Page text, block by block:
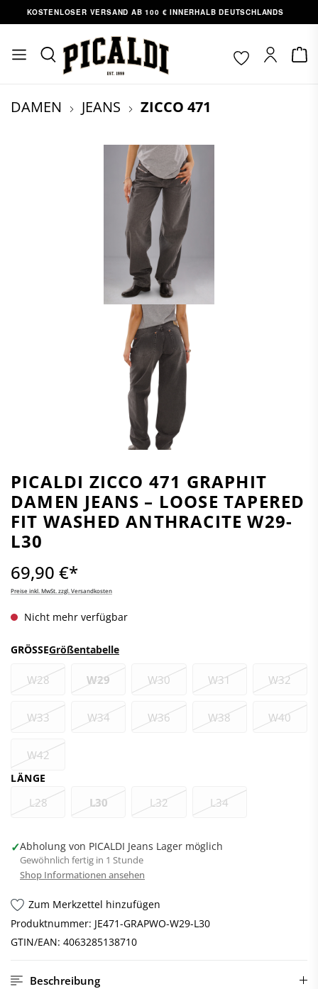
springen
VERSAND AB 100 € INNERHALB DEUTSCHLANDS
DAMEN JEANS ZICCO 471
PICALDI ZICCO 471 GRAPHIT
DAMEN JEANS – LOOSE TAPERED
FIT WASHED ANTHRACITE W29-
L30
69,90 €*
Preise inkl. MwSt. zzgl. Versandkosten
Nicht mehr verfügbar
GRÖSSEGrößentabelle
W28 W29 W30 W31 W32
W33 W34 W36 W38 W40
W42
LÄNGE
L28 L30 L32 L34
✓Abholung von PICALDI Jeans Lager möglich
Gewöhnlich fertig in 1 Stunde
Shop Informationen ansehen
Zum Merkzettel hinzufügen
Produktnummer: JE471-GRAPWO-W29-L30
GTIN/EAN: 4063285138710
Beschreibung